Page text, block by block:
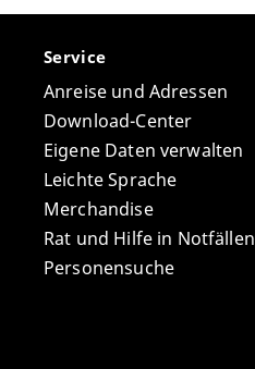
Service
Anreise und Adressen
Download-Center
Eigene Daten verwalten
Leichte Sprache
Merchandise
Rat und Hilfe in Notfällen
Personensuche